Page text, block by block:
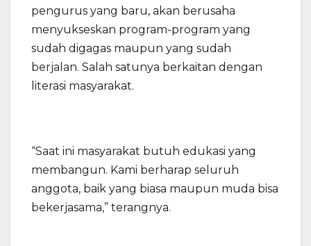
pengurus yang baru, akan berusaha
menyukseskan program-program yang
sudah digagas maupun yang sudah
berjalan. Salah satunya berkaitan dengan
literasi masyarakat.
“Saat ini masyarakat butuh edukasi yang
membangun. Kami berharap seluruh
anggota, baik yang biasa maupun muda bisa
bekerjasama,” terangnya.